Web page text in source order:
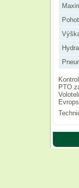
PTO